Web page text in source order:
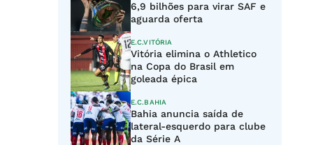
6,9 bilhões para virar SAF e
aguarda oferta
E.C.VITÓRIA
Vitória elimina o Athletico
na Copa do Brasil em
goleada épica
E.C.BAHIA
Bahia anuncia saída de
lateral-esquerdo para clube
da Série A